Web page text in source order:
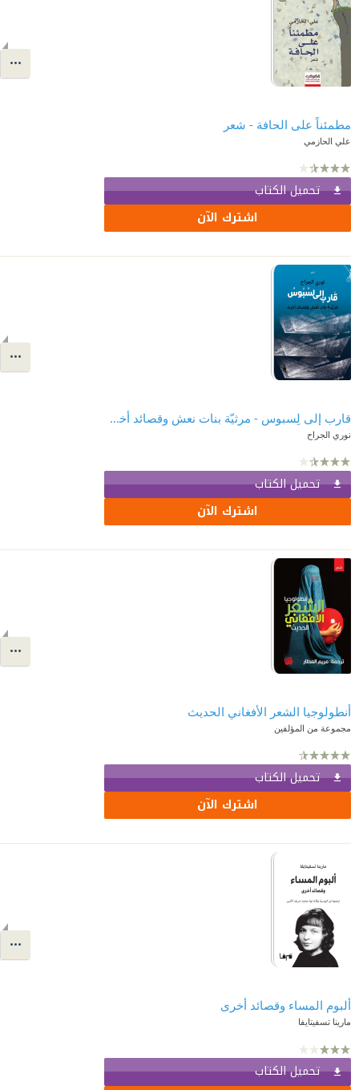
مطمئناً على الحافة - شعر
علي الحازمي
تحميل الكتاب
اشترك الآن
قارب إلى لِسبوس - مرثيّة بنات نعش وقصائد أخرى
نوري الجراح
تحميل الكتاب
اشترك الآن
أنطولوجيا الشعر الأفغاني الحديث
مجموعة من المؤلفين
تحميل الكتاب
اشترك الآن
ألبوم المساء وقصائد أخرى
مارينا تسفيتايفا
تحميل الكتاب